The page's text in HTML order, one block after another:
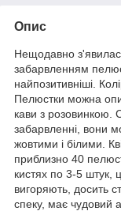
Опис
Нещодавно
забарвленням
найпозитивніші.
Пелюстки можна
кави з розовинкою.
забарвленні, вони
жовтими і білими.
приблизно 40
кистях по 3-5 штук,
вигоряють, досить
спеку, має чудовий